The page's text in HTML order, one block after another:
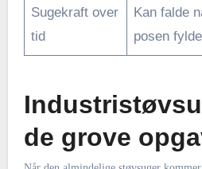
Sugekraft over
tid
Kan falde
posen
de grove